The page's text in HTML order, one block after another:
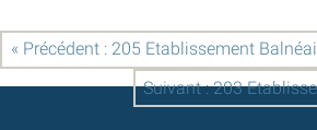
« Précédent : 205 Etablissement
Suivant : 203